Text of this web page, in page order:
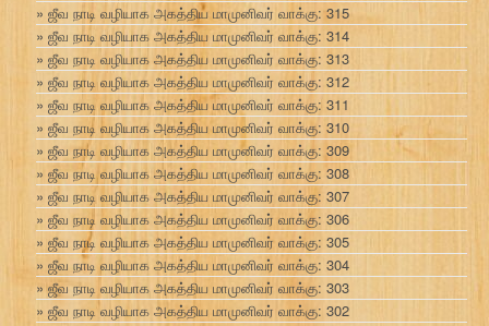
ஜீவ நாடி வழியாக அகத்திய மாமுனிவர் வாக்கு: 315
ஜீவ நாடி வழியாக அகத்திய மாமுனிவர் வாக்கு: 314
ஜீவ நாடி வழியாக அகத்திய மாமுனிவர் வாக்கு: 313
ஜீவ நாடி வழியாக அகத்திய மாமுனிவர் வாக்கு: 312
ஜீவ நாடி வழியாக அகத்திய மாமுனிவர் வாக்கு: 311
ஜீவ நாடி வழியாக அகத்திய மாமுனிவர் வாக்கு: 310
ஜீவ நாடி வழியாக அகத்திய மாமுனிவர் வாக்கு: 309
ஜீவ நாடி வழியாக அகத்திய மாமுனிவர் வாக்கு: 308
ஜீவ நாடி வழியாக அகத்திய மாமுனிவர் வாக்கு: 307
ஜீவ நாடி வழியாக அகத்திய மாமுனிவர் வாக்கு: 306
ஜீவ நாடி வழியாக அகத்திய மாமுனிவர் வாக்கு: 305
ஜீவ நாடி வழியாக அகத்திய மாமுனிவர் வாக்கு: 304
ஜீவ நாடி வழியாக அகத்திய மாமுனிவர் வாக்கு: 303
ஜீவ நாடி வழியாக அகத்திய மாமுனிவர் வாக்கு: 302